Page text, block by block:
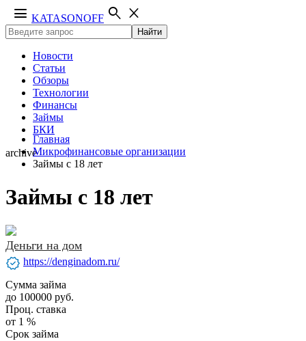
menu KATASONOFF search close
Найти
Новости
Статьи
Обзоры
Технологии
Финансы
Займы
БКИ
archive
Главная
Микрофинансовые организации
Займы с 18 лет
Займы с 18 лет
Деньги на дом
verified https://denginadom.ru/
Сумма займа
до 100000 руб.
Проц. ставка
от 1 %
Срок займа